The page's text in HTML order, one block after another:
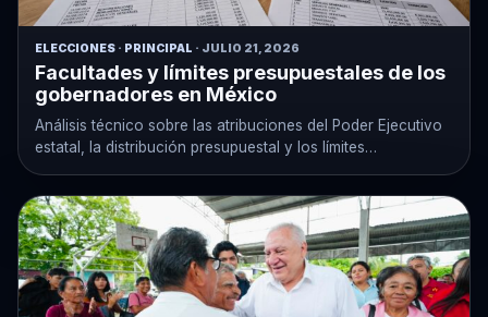
ELECCIONES · PRINCIPAL · JULIO 21, 2026
Facultades y límites presupuestales de los
gobernadores en México
Análisis técnico sobre las atribuciones del Poder Ejecutivo
estatal, la distribución presupuestal y los límites